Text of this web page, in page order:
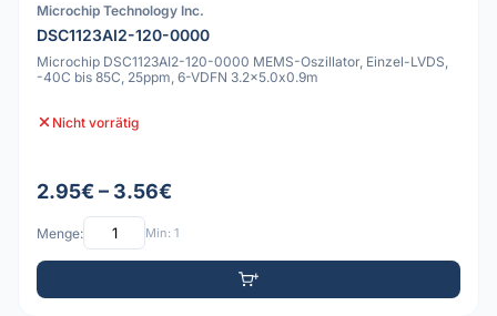
Microchip Technology Inc.
DSC1123AI2-120-0000
Microchip DSC1123AI2-120-0000 MEMS-Oszillator, Einzel-LVDS,
-40C bis 85C, 25ppm, 6-VDFN 3.2x5.0x0.9m
Nicht vorrätig
2.95€ – 3.56€
Menge: Min: 1